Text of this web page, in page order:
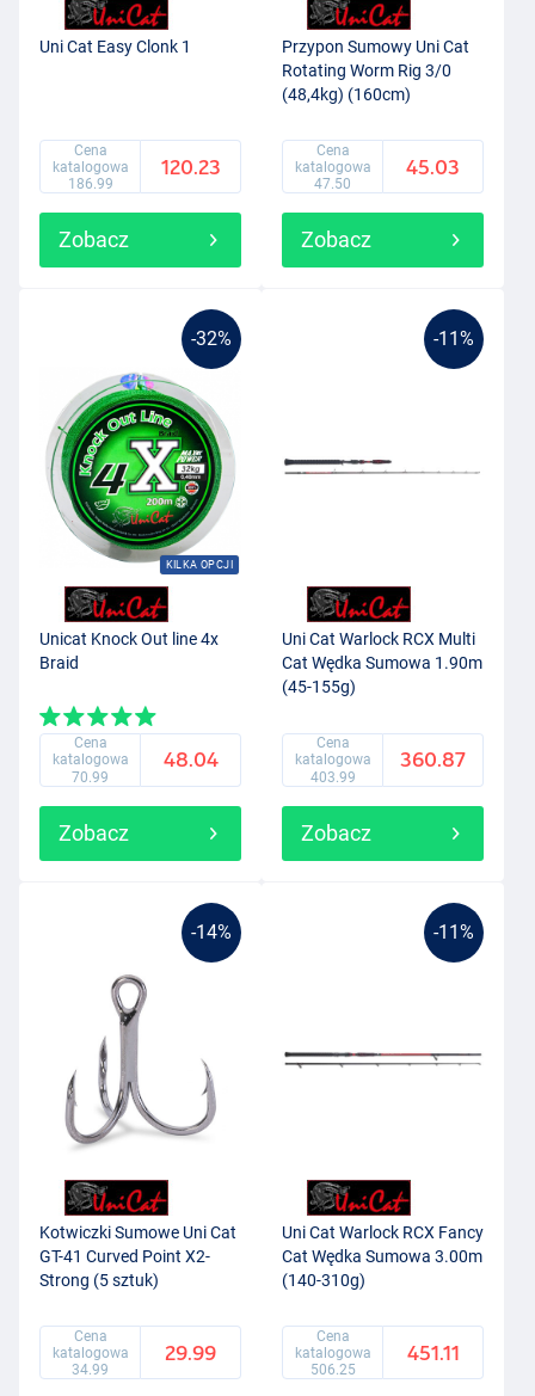
Uni Cat Easy Clonk 1
Cena
katalogowa
186.99
120.23
Zobacz
Przypon Sumowy Uni Cat
Rotating Worm Rig 3/0
(48,4kg) (160cm)
Cena
katalogowa
47.50
45.03
Zobacz
-32%
KILKA OPCJI
Unicat Knock Out line 4x
Braid
Cena
katalogowa
70.99
48.04
Zobacz
-11%
Uni Cat Warlock RCX Multi
Cat Wędka Sumowa 1.90m
(45-155g)
Cena
katalogowa
403.99
360.87
Zobacz
-14%
Kotwiczki Sumowe Uni Cat
GT-41 Curved Point X2-
Strong (5 sztuk)
Cena
katalogowa
34.99
29.99
-11%
Uni Cat Warlock RCX Fancy
Cat Wędka Sumowa 3.00m
(140-310g)
Cena
katalogowa
506.25
451.11